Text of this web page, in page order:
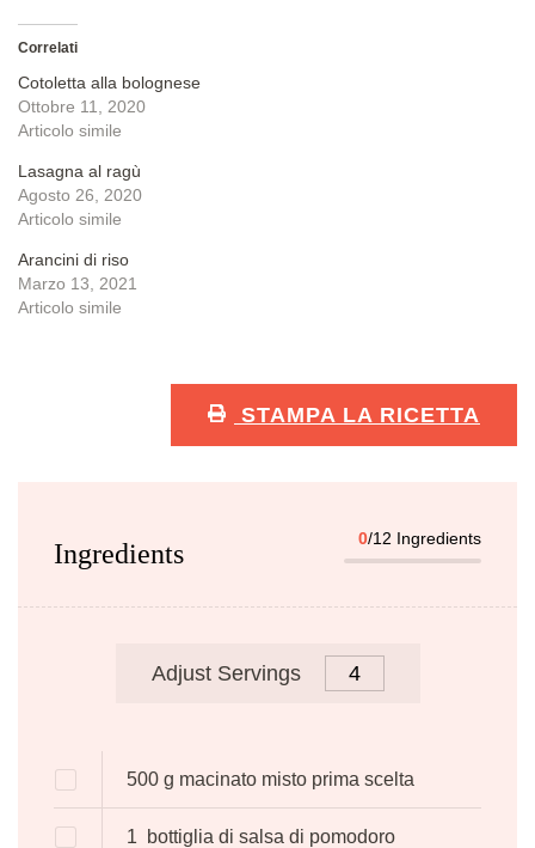
Correlati
Cotoletta alla bolognese
Ottobre 11, 2020
Articolo simile
Lasagna al ragù
Agosto 26, 2020
Articolo simile
Arancini di riso
Marzo 13, 2021
Articolo simile
STAMPA LA RICETTA
Ingredients
0/12 Ingredients
Adjust Servings
500 g macinato misto prima scelta
1 bottiglia di salsa di pomodoro